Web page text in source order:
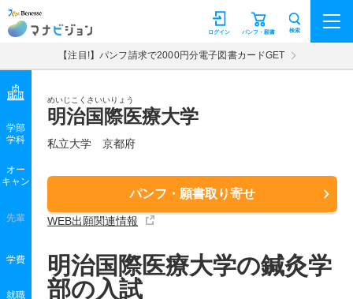
マナビジョン パンフ・願書
ログイン 検索
【注目!】パンフ請求で2000円分電子図書カードGET
めいじこくさいいりょう
明治国際医療大学
私立大学 京都府
パンフ・願書取り寄せ
WEB出願関連情報
学部
学科
オー
キャン
先輩
学費
就職
明治国際医療大学の鍼灸学
部の入試